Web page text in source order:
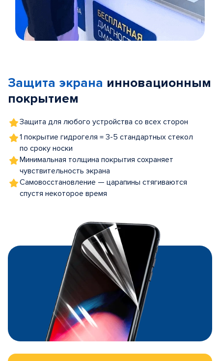
5
Защита экрана инновационным
покрытием
Защита для любого устройства со всех сторон
1 покрытие гидрогеля = 3-5 стандартных стекол
по сроку носки
Минимальная толщина покрытия сохраняет
чувствительность экрана
Самовосстановление — царапины стягиваются
спустя некоторое время